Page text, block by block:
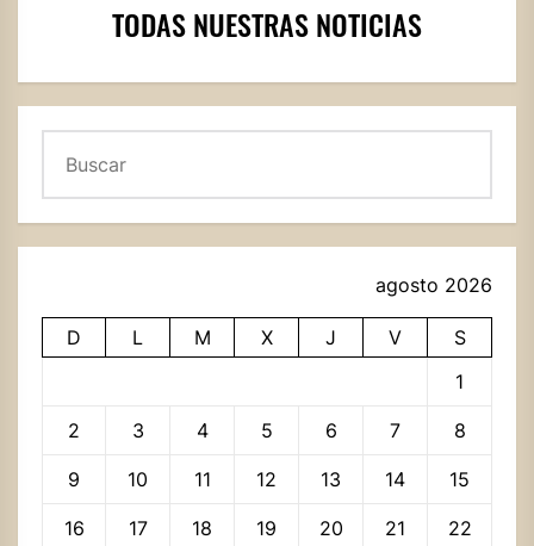
TODAS NUESTRAS NOTICIAS
agosto 2026
D L M X J V
S
1
2 3 4 5 6 7 8
9 10 11 12 13 14 15
16 17 18 19 20 21 22